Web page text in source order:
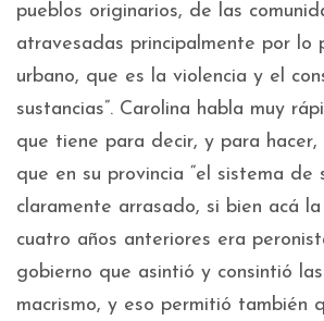
pueblos originarios, de las
atravesadas principalmente por lo
urbano, que es la violencia y el
sustancias”. Carolina habla muy
que tiene para decir, y para hacer,
que en su provincia “el sistema de
claramente arrasado, si bien acá
cuatro años anteriores era
gobierno que asintió y consintió
macrismo, y eso permitió también